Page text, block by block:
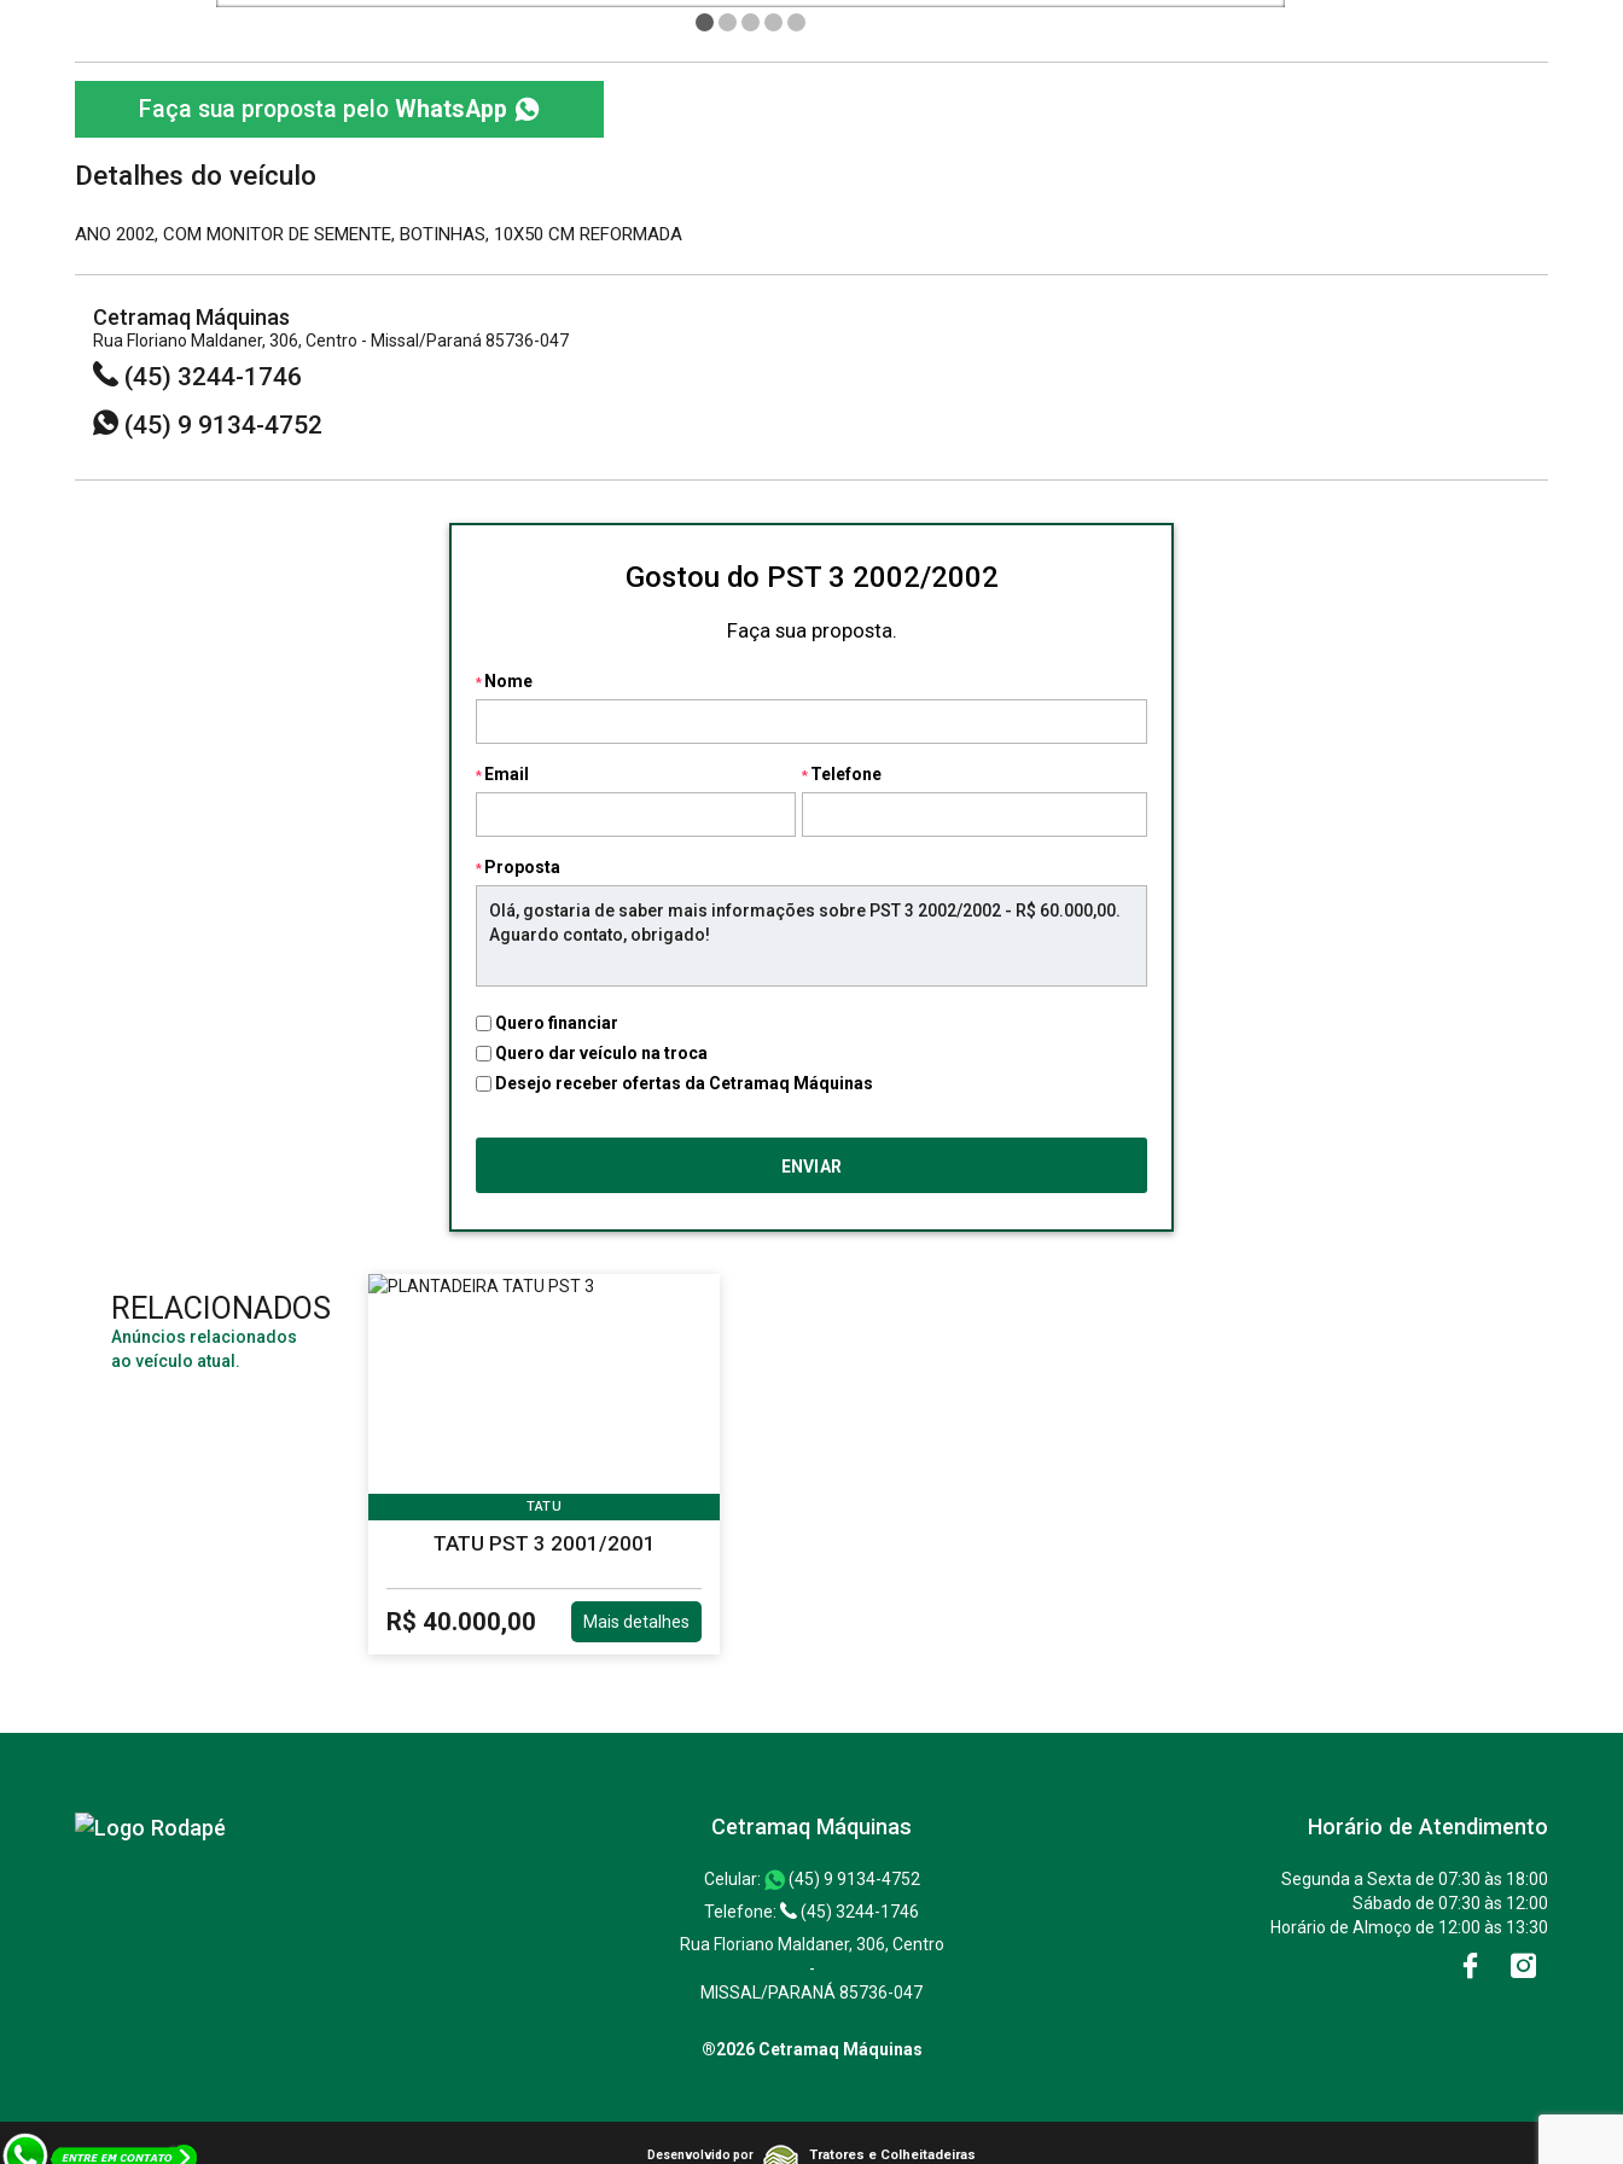
Faça sua proposta pelo WhatsApp
Detalhes do veículo
ANO 2002, COM MONITOR DE SEMENTE, BOTINHAS, 10X50 CM REFORMADA
Cetramaq Máquinas
Rua Floriano Maldaner, 306, Centro - Missal/Paraná 85736-047
(45) 3244-1746
(45) 9 9134-4752
Gostou do PST 3 2002/2002
Faça sua proposta.
Nome
Email Telefone
Proposta
Quero financiar
Quero dar veículo na troca
Desejo receber ofertas da Cetramaq Máquinas
RELACIONADOS
Anúncios relacionados
ao veículo atual.
TATU
TATU PST 3 2001/2001
R$ 40.000,00 Mais detalhes
Cetramaq Máquinas
Celular:
(45) 9 9134-4752
Telefone:
(45) 3244-1746
Rua Floriano Maldaner, 306, Centro
-
MISSAL/PARANÁ 85736-047
®2026 Cetramaq Máquinas
Horário de Atendimento
Segunda a Sexta de 07:30 às 18:00
Sábado de 07:30 às 12:00
Horário de Almoço de 12:00 às 13:30
Desenvolvido por Tratores e Colheitadeiras